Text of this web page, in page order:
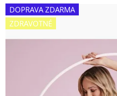
DOPRAVA ZDARMA
ZDRAVOTNÉ